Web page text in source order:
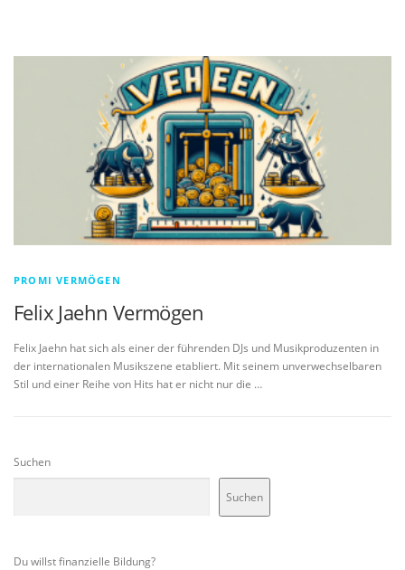
PROMI VERMÖGEN
Felix Jaehn Vermögen
Felix Jaehn hat sich als einer der führenden DJs und Musikproduzenten in
der internationalen Musikszene etabliert. Mit seinem unverwechselbaren
Stil und einer Reihe von Hits hat er nicht nur die …
Suchen
Suchen
Du willst finanzielle Bildung?